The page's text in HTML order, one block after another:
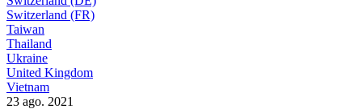
Switzerland (FR)
Taiwan
Thailand
Ukraine
United Kingdom
Vietnam
23 ago. 2021